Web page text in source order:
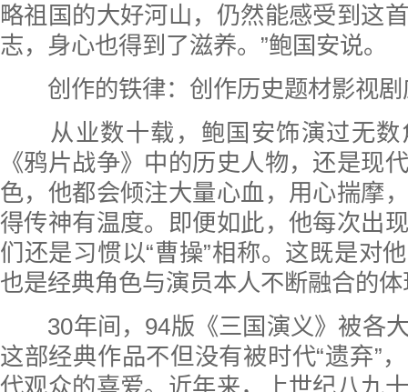
略祖国的大好河山，仍然能感受到这
志，身心也得到了滋养。”鲍国安说。
创作的铁律：创作历史题材影视剧
从业数十载，鲍国安饰演过无数
《鸦片战争》中的历史人物，还是现
色，他都会倾注大量心血，用心揣摩
得传神有温度。即便如此，他每次出
们还是习惯以“曹操”相称。这既是对
也是经典角色与演员本人不断融合的
30年间，94版《三国演义》被各
这部经典作品不但没有被时代“遗弃”
代观众的喜爱。近年来，上世纪八九